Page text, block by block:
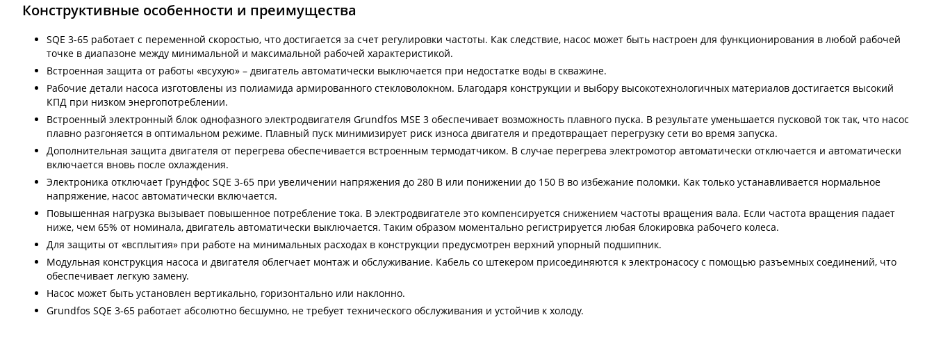
Конструктивные особенности и преимущества
SQE 3-65 работает с переменной скоростью, что достигается за счет регулировки частоты. Как следствие, насос может быть настроен для функционирования в любой рабочей
точке в диапазоне между минимальной и максимальной рабочей характеристикой.
Встроенная защита от работы «всухую» – двигатель автоматически выключается при недостатке воды в скважине.
Рабочие детали насоса изготовлены из полиамида армированного стекловолокном. Благодаря конструкции и выбору высокотехнологичных материалов достигается высокий
КПД при низком энергопотреблении.
Встроенный электронный блок однофазного электродвигателя Grundfos MSE 3 обеспечивает возможность плавного пуска. В результате уменьшается пусковой ток так, что насос
плавно разгоняется в оптимальном режиме. Плавный пуск минимизирует риск износа двигателя и предотвращает перегрузку сети во время запуска.
Дополнительная защита двигателя от перегрева обеспечивается встроенным термодатчиком. В случае перегрева электромотор автоматически отключается и автоматически
включается вновь после охлаждения.
Электроника отключает Грундфос SQE 3-65 при увеличении напряжения до 280 В или понижении до 150 В во избежание поломки. Как только устанавливается нормальное
напряжение, насос автоматически включается.
Повышенная нагрузка вызывает повышенное потребление тока. В электродвигателе это компенсируется снижением частоты вращения вала. Если частота вращения падает
ниже, чем 65% от номинала, двигатель автоматически выключается. Таким образом моментально регистрируется любая блокировка рабочего колеса.
Для защиты от «всплытия» при работе на минимальных расходах в конструкции предусмотрен верхний упорный подшипник.
Модульная конструкция насоса и двигателя облегчает монтаж и обслуживание. Кабель со штекером присоединяются к электронасосу с помощью разъемных соединений, что
обеспечивает легкую замену.
Насос может быть установлен вертикально, горизонтально или наклонно.
Grundfos SQE 3-65 работает абсолютно бесшумно, не требует технического обслуживания и устойчив к холоду.